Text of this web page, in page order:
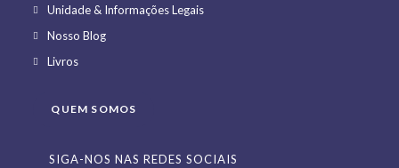
Unidade & Informações LegaisOpens
Nosso BlogOpens
LivrosOpens
a
QUEM SOMOS
SIGA-NOS NAS REDES SOCIAIS